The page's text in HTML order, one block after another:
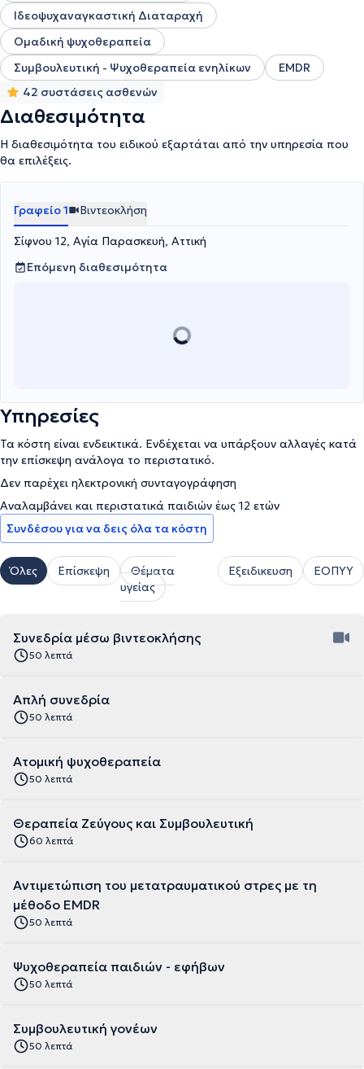
Ιδεοψυχαναγκαστική Διαταραχή
Ομαδική ψυχοθεραπεία
Συμβουλευτική - Ψυχοθεραπεία ενηλίκων
EMDR
42 συστάσεις ασθενών
Διαθεσιμότητα
Η διαθεσιμότητα του ειδικού εξαρτάται από την υπηρεσία που
θα επιλέξεις.
Γραφείο 1 Βιντεοκλήση
Σίφνου 12, Αγία Παρασκευή, Αττική
Επόμενη διαθεσιμότητα
Υπηρεσίες
Τα κόστη είναι ενδεικτικά. Ενδέχεται να υπάρξουν αλλαγές κατά
την επίσκεψη ανάλογα το περιστατικό.
Δεν παρέχει ηλεκτρονική συνταγογράφηση
Αναλαμβάνει και περιστατικά παιδιών έως 12 ετών
Συνδέσου για να δεις όλα τα κόστη
Όλες Επίσκεψη
Θέματα
υγείας
Εξειδικευση ΕΟΠΥΥ
Συνεδρία μέσω βιντεοκλήσης
50 λεπτά
Απλή συνεδρία
50 λεπτά
Ατομική ψυχοθεραπεία
50 λεπτά
Θεραπεία Ζεύγους και Συμβουλευτική
60 λεπτά
Αντιμετώπιση του μετατραυματικού στρες με τη
μέθοδο EMDR
50 λεπτά
Ψυχοθεραπεία παιδιών - εφήβων
50 λεπτά
Συμβουλευτική γονέων
50 λεπτά